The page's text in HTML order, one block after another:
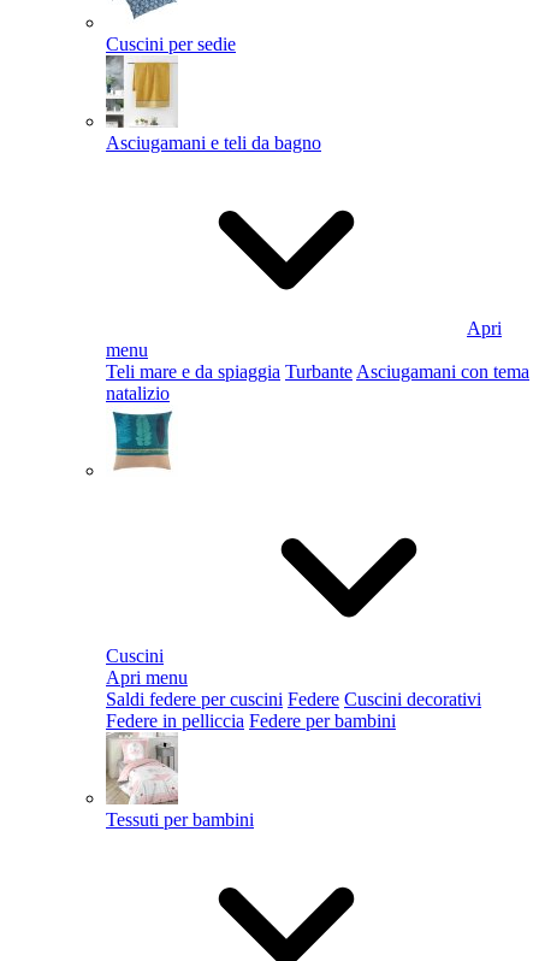
Cuscini per sedie
Asciugamani e teli da bagno
Apri
menu
Teli mare e da spiaggia Turbante Asciugamani con tema
natalizio
Cuscini
Apri menu
Saldi federe per cuscini Federe Cuscini decorativi
Federe in pelliccia Federe per bambini
Tessuti per bambini